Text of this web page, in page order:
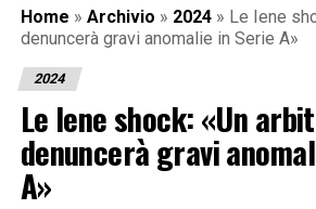
Home » Archivio » 2024 » Le Iene
denuncerà gravi anomalie in Serie A»
2024
Le Iene shock: «Un
denuncerà gravi
A»